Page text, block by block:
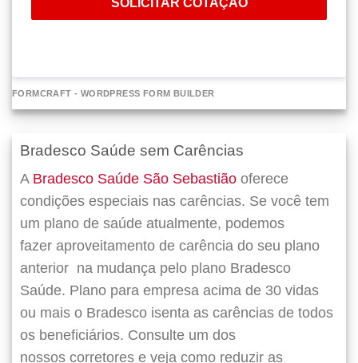
SOLICITAR COTAÇÃO
FORMCRAFT - WORDPRESS FORM BUILDER
Bradesco Saúde sem Carências
A Bradesco Saúde São Sebastião oferece
condições especiais nas carências. Se você tem
um plano de saúde atualmente, podemos
fazer aproveitamento de carência do seu plano
anterior na mudança pelo plano Bradesco
Saúde. Plano para empresa acima de 30 vidas
ou mais o Bradesco isenta as carências de todos
os beneficiários. Consulte um dos
nossos corretores e veja como reduzir as